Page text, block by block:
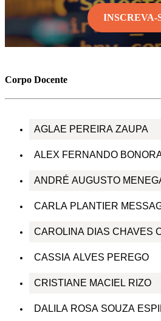
INSCREVA-
Corpo Docente
AGLAE PEREIRA ZAUPA
ALEX FERNANDO
ANDRÉ AUGUSTO
CARLA PLANTIER
CAROLINA DIAS CHAVES
CASSIA ALVES PEREGO
CRISTIANE MACIEL RIZO
DALILA ROSA SOUZA